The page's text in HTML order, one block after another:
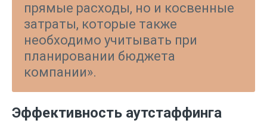
прямые расходы, но и косвенные
затраты, которые также
необходимо учитывать при
планировании бюджета
компании».
Эффективность аутстаффинга